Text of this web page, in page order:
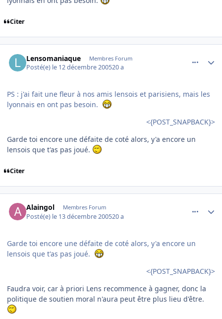
Citer
Lensomaniaque Membres Forum
Posté(e) le 12 décembre 200520 a
PS : j'ai fait une fleur à nos amis lensois et parisiens, mais les
lyonnais en ont pas besoin.
<{POST_SNAPBACK}>
Garde toi encore une défaite de coté alors, y'a encore un
lensois que t'as pas joué.
Citer
Alaingol Membres Forum
Posté(e) le 13 décembre 200520 a
Garde toi encore une défaite de coté alors, y'a encore un
lensois que t'as pas joué.
<{POST_SNAPBACK}>
Faudra voir, car à priori Lens recommence à gagner, donc la
politique de soutien moral n'aura peut être plus lieu d'être.